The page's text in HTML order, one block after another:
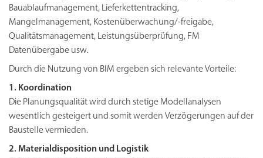
Bauablaufmanagement, Lieferkettentracking,
Mangelmanagement, Kostenüberwachung/-freigabe,
Qualitätsmanagement, Leistungsüberprüfung, FM
Datenübergabe usw.
Durch die Nutzung von BIM ergeben sich relevante Vorteile:
1. Koordination
Die Planungsqualität wird durch stetige Modellanalysen
wesentlich gesteigert und somit werden Verzögerungen auf der
Baustelle vermieden.
2. Materialdisposition und Logistik